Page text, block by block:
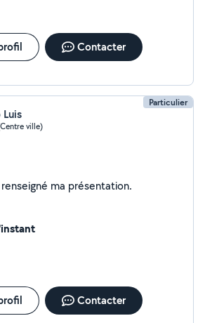
Contacter
Particulier
Luis
ville)
Je n'ai pas encore renseigné ma présentation.
Contacter